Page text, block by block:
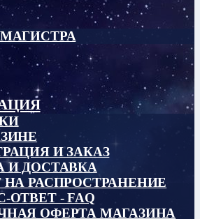
И ЗАКАЗ
И ДОСТАВКА
НА РАСПРОСТРАНЕНИЕ
ОТВЕТ - FAQ
ОФЕРТА МАГАЗИНА